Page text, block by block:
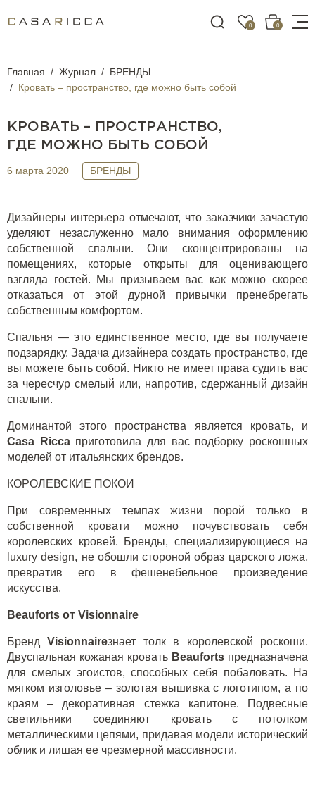
0 0
Главная Журнал
БРЕНДЫ
Кровать – пространство, где можно быть собой
КРОВАТЬ – ПРОСТРАНСТВО,
ГДЕ МОЖНО БЫТЬ СОБОЙ
6 марта 2020 БРЕНДЫ
Дизайнеры интерьера отмечают, что заказчики зачастую
уделяют незаслуженно мало внимания оформлению
собственной спальни. Они сконцентрированы на
помещениях, которые открыты для оценивающего
взгляда гостей. Мы призываем вас как можно скорее
отказаться от этой дурной привычки пренебрегать
собственным комфортом.
Спальня — это единственное место, где вы получаете
подзарядку. Задача дизайнера создать пространство, где
вы можете быть собой. Никто не имеет права судить вас
за чересчур смелый или, напротив, сдержанный дизайн
спальни.
Доминантой этого пространства является кровать, и
Casa Riccaприготовила для вас подборку роскошных
моделей от итальянских брендов.
КОРОЛЕВСКИЕ ПОКОИ
При современных темпах жизни порой только в
собственной кровати можно почувствовать себя
королевских кровей. Бренды, специализирующиеся на
luxury design, не обошли стороной образ царского ложа,
превратив его в фешенебельное произведение
искусства.
Beauforts от Visionnaire
БрендVisionnaireзнает толк в королевской роскоши.
Двуспальная кожаная кровать Beauforts предназначена
для смелых эгоистов, способных себя побаловать. На
мягком изголовье – золотая вышивка с логотипом, а по
краям – декоративная стежка капитоне. Подвесные
светильники соединяют кровать с потолком
металлическими цепями, придавая модели исторический
облик и лишая ее чрезмерной массивности.